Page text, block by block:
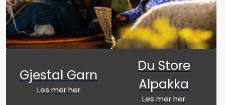
Gjestal Garn
Les mer her
Du Store
Alpakka
Les mer her